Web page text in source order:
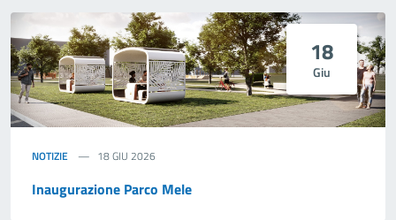
18
Giu
NOTIZIE 18 GIU 2026
Inaugurazione Parco Mele